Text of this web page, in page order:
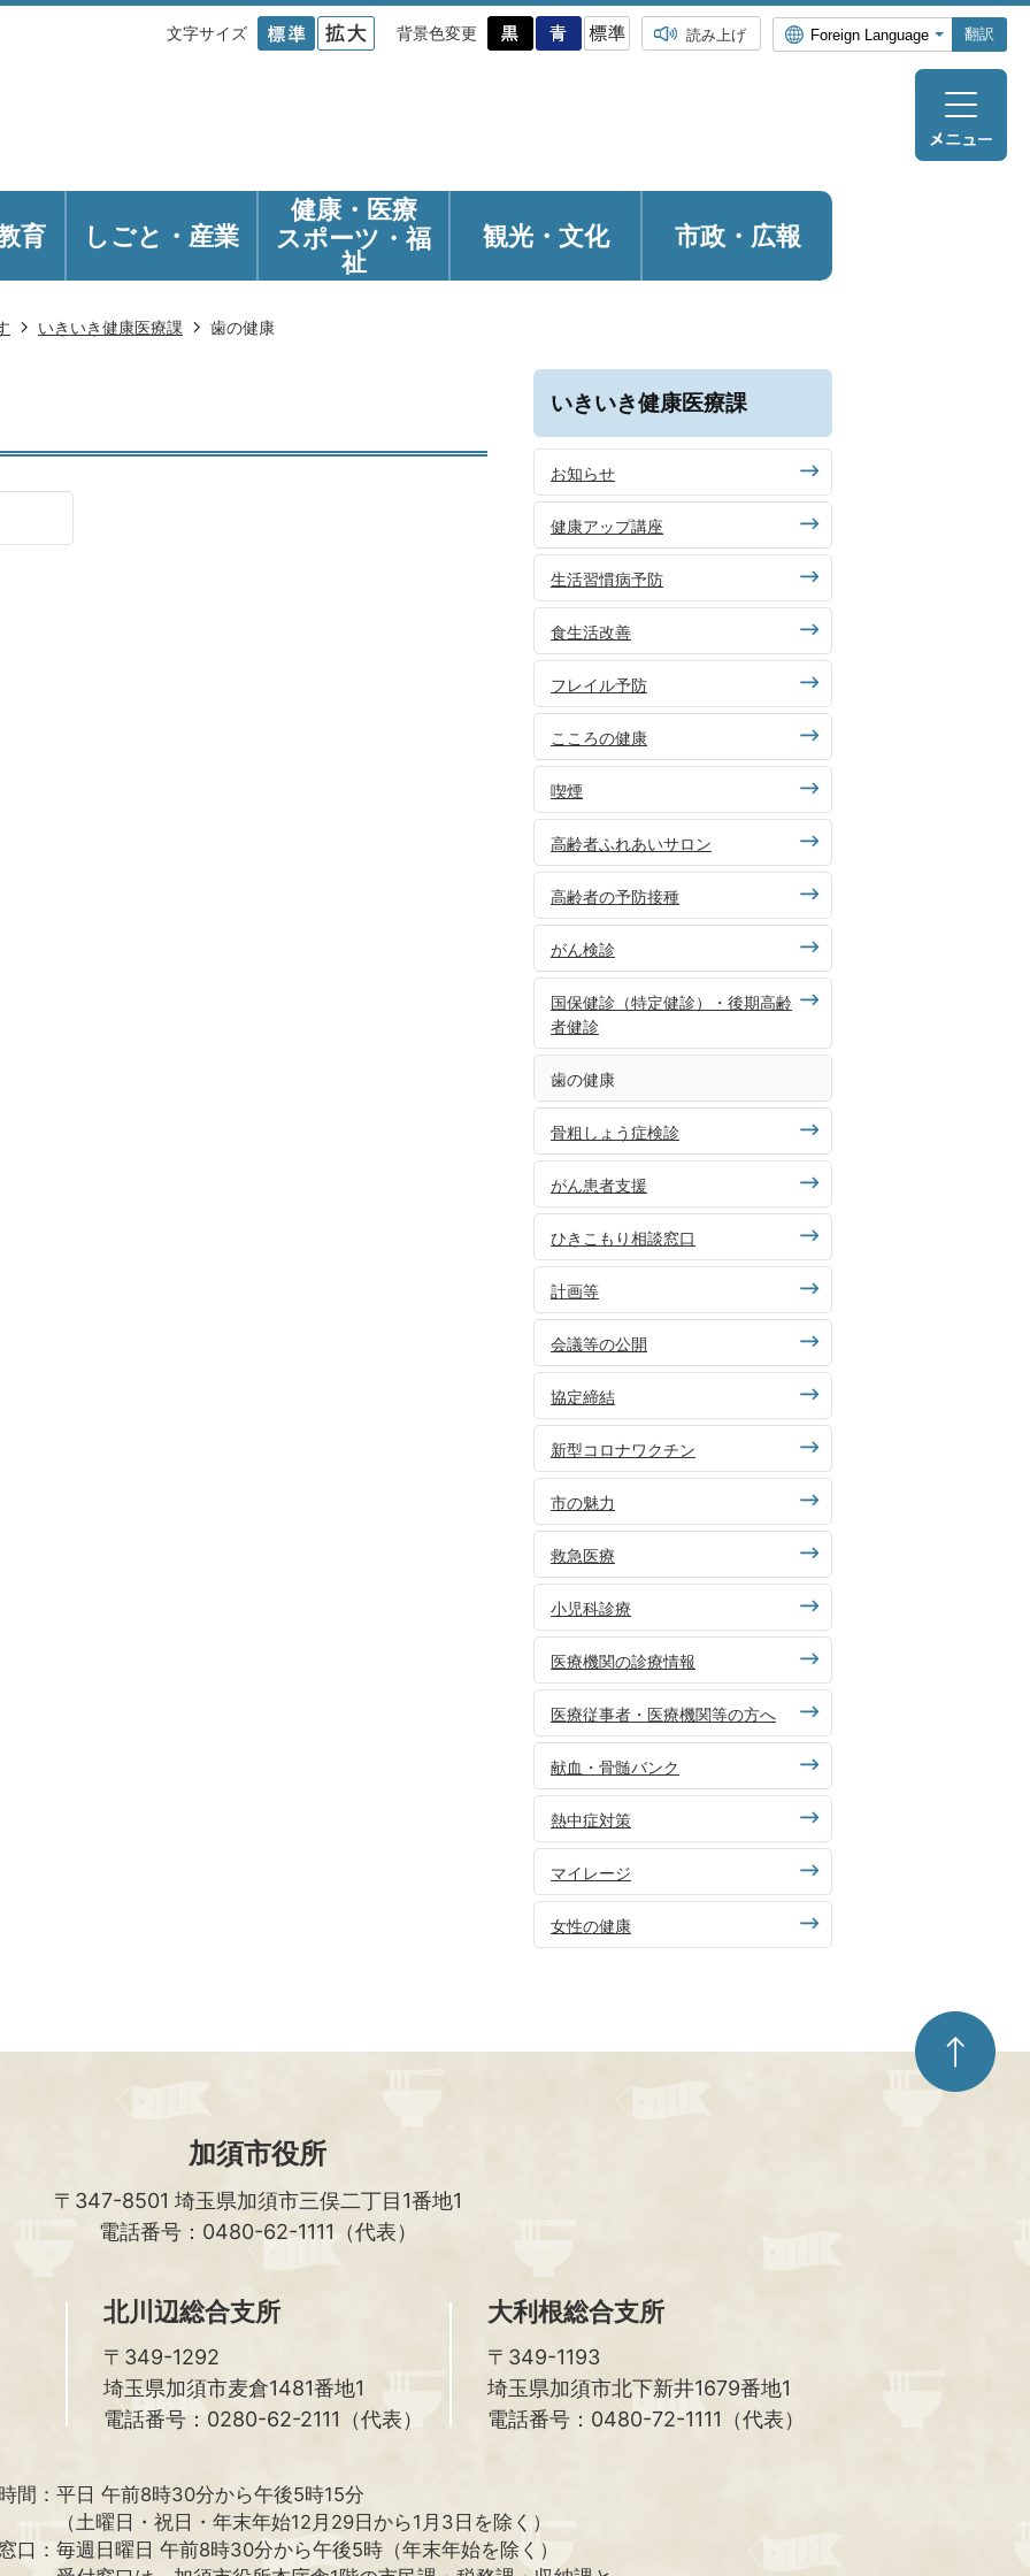
文字サイズ 背景色変更 読み上げ 翻訳
育 しごと・産業
健康・医療
スポーツ・福
祉
観光・ 文化 市政・広報
いきいき健康医療課 歯の健康
いきいき健康医療課
お知らせ
健康アップ講座
生活習慣病予防
食生活改善
フレイル予防
こころの健康
喫煙
高齢者ふれあいサロン
高齢者の予防接種
がん検診
国保健診（特定健診）・後期高齢
者健診
歯の健康
骨粗しょう症検診
がん患者支援
ひきこもり相談窓口
計画等
会議等の公開
協定締結
新型コロナワクチン
市の魅力
救急医療
小児科診療
医療機関の診療情報
医療従事者・医療機関等の方へ
献血・骨髄バンク
熱中症対策
マイレージ
女性の健康
ペ
ー
ジ
加須市役所
〒347-8501 埼玉県加須市三俣二丁目1番地1
電話番号：0480-62-1111（代表）
北川辺総合支所
〒349-1292
埼玉県加須市麦倉1481番地1
電話番号：0280-62-2111（代表）
大利根総合支所
〒349-1193
埼玉県加須市北下新井1679番地1
電話番号：0480-72-1111（代表）
間： 平日 午前8時30分から午後5時15分
（土曜日・祝日・年末年始12月29日から1月3日を除く）
口： 毎週日曜日 午前8時30分から午後5時（年末年始を除く）